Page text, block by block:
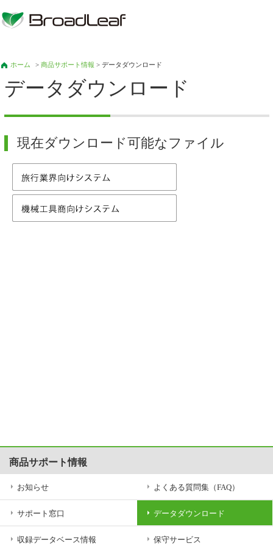
ホーム >商品サポート情報 > データダウンロード
データダウンロード
現在ダウンロード可能なファイル
商品サポート情報
お知らせ よくある質問集（FAQ）
サポート窓口 データダウンロード
収録データベース情報 保守サービス